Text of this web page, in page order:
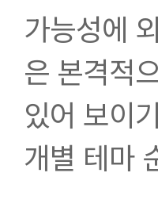
가능성에
은 본격적
있어 보이
개별 테마